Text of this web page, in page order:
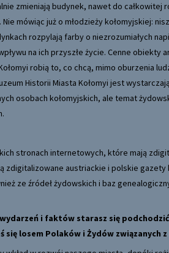
zmieniają budynek, nawet do całkowitej
mówiąc już o młodzieży kołomyjskiej:
rozpylają farby o niezrozumiałych
na ich przyszłe życie. Cenne obiekty
robią to, co chcą, mimo oburzenia
Historii Miasta Kołomyi jest
osobach kołomyjskich, ale temat
stronach internetowych, które mają
zdigitalizowane austriackie i polskie
ze źródeł żydowskich i baz
i faktów starasz się
losem Polaków i Żydów związanych z